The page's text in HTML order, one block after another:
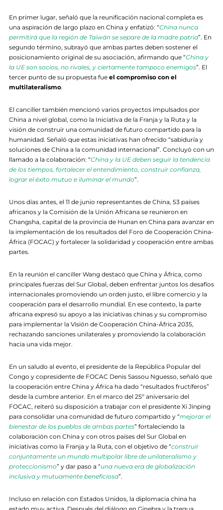
En primer lugar, señaló que la reunificación nacional completa es
una aspiración de largo plazo en China y enfatizó: “China nunca
permitirá que la región de Taiwán se separe de la madre patria”. En
segundo término, subrayó que ambas partes deben sostener el
posicionamiento original de su asociación, afirmando que “China y
la UE son socios, no rivales, y ciertamente tampoco enemigos”. El
tercer punto de su propuesta fue el compromiso con el
multilateralismo.
El canciller también mencionó varios proyectos impulsados por
China a nivel global, como la Iniciativa de la Franja y la Ruta y la
visión de construir una comunidad de futuro compartido para la
humanidad. Señaló que estas iniciativas han ofrecido “sabiduría y
soluciones de China a la comunidad internacional”. Concluyó con un
llamado a la colaboración: “China y la UE deben seguir la tendencia
de los tiempos, fortalecer el entendimiento, construir confianza,
lograr el éxito mutuo e iluminar el mundo”.
Unos días antes, el 11 de junio representantes de China, 53 países
africanos y la Comisión de la Unión Africana se reunieron en
Changsha, capital de la provincia de Hunan en China para avanzar en
la implementación de los resultados del Foro de Cooperación China-
África (FOCAC) y fortalecer la solidaridad y cooperación entre ambas
partes.
En la reunión el canciller Wang destacó que China y África, como
principales fuerzas del Sur Global, deben enfrentar juntos los desafíos
internacionales promoviendo un orden justo, el libre comercio y la
cooperación para el desarrollo mundial. En ese contexto, la parte
africana expresó su apoyo a las iniciativas chinas y su compromiso
para implementar la Visión de Cooperación China-África 2035,
rechazando sanciones unilaterales y promoviendo la colaboración
hacia una vida mejor.
En un saludo al evento, el presidente de la República Popular del
Congo y copresidente de FOCAC Denis Sassou Nguesso, señaló que
la cooperación entre China y África ha dado “resultados fructíferos”
desde la cumbre anterior. En el marco del 25º aniversario del
FOCAC, reiteró su disposición a trabajar con el presidente Xi Jinping
para consolidar una comunidad de futuro compartido y “mejorar el
bienestar de los pueblos de ambas partes” fortaleciendo la
colaboración con China y con otros países del Sur Global en
iniciativas como la Franja y la Ruta, con el objetivo de “construir
conjuntamente un mundo multipolar libre de unilateralismo y
proteccionismo” y dar paso a “una nueva era de globalización
inclusiva y mutuamente beneficiosa”.
Incluso en relación con Estados Unidos, la diplomacia china ha